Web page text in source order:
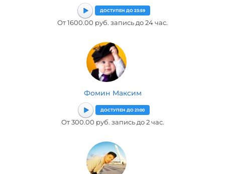
ДОСТУПЕН ДО 23:59
От 1600.00 руб. запись до 24 час.
Фомин Максим
ДОСТУПЕН ДО 21:00
От 300.00 руб. запись до 2 час.